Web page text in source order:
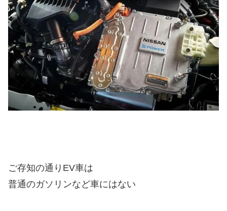
ご存知の通りEV車は
普通のガソリンなど車にはない